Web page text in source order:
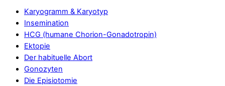
Karyogramm & Karyotyp
Insemination
HCG (humane Chorion-Gonadotropin)
Ektopie
Der habituelle Abort
Gonozyten
Die Episiotomie